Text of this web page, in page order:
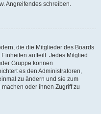
Angreifendes schreiben.
die die Mitglieder des Boards
aufteilt. Jedes Mitglied
Gruppe können
es den Administratoren,
zu ändern und sie zum
oder ihnen Zugriff zu